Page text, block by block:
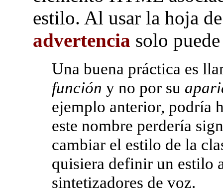
estilo. Al usar la hoja
advertencia solo
Una buena práctica es
función y no por su
ejemplo anterior, podría
este nombre perdería
cambiar el estilo de la
quisiera definir un estilo
sintetizadores de voz.